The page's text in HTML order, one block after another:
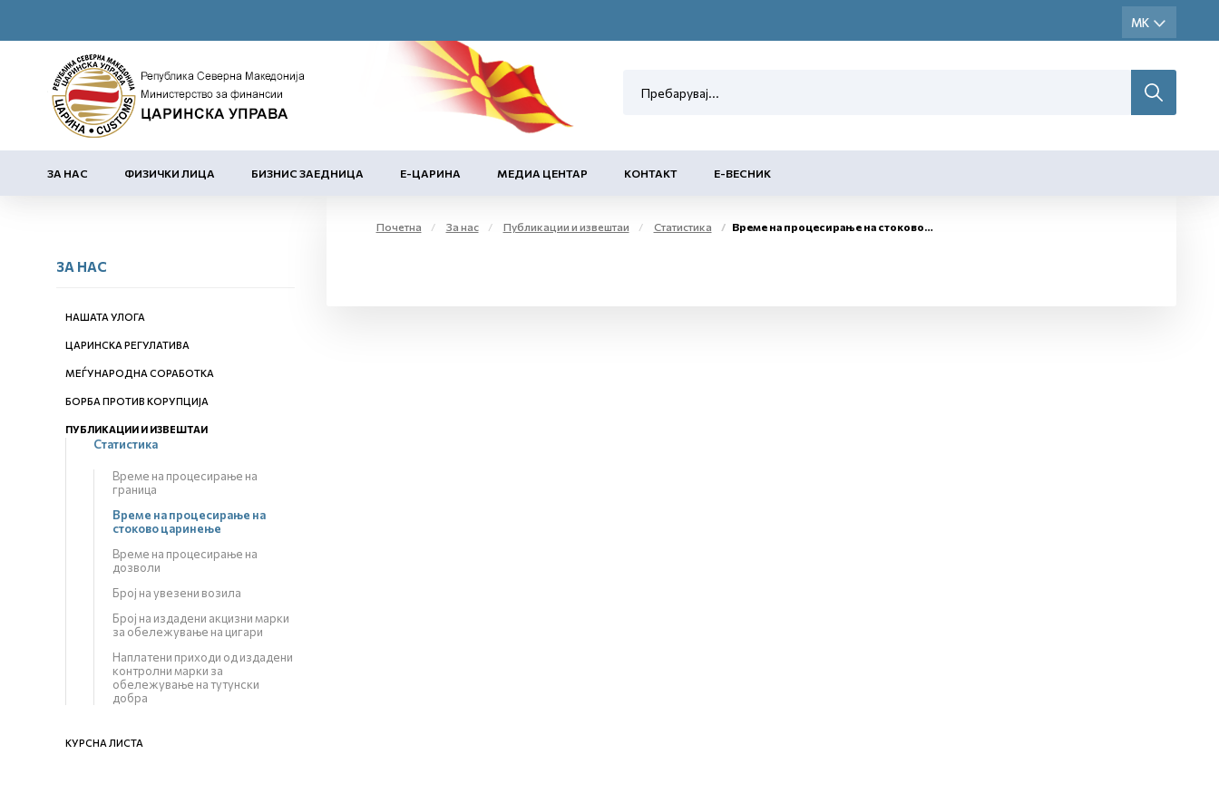
ЗА НАС ФИЗИЧКИ ЛИЦА БИЗНИС ЗАЕДНИЦА Е-ЦАРИНА МЕДИА ЦЕНТАР КОНТАКТ Е-ВЕСНИК
ЗА НАС
НАШАТА УЛОГА
ЦАРИНСКА РЕГУЛАТИВА
МЕЃУНАРОДНА СОРАБОТКА
БОРБА ПРОТИВ КОРУПЦИЈА
ПУБЛИКАЦИИ И ИЗВЕШТАИ
Статистика
Време на процесирање на
граница
Време на процесирање на
стоково царинење
Време на процесирање на
дозволи
Број на увезени возила
Број на издадени акцизни марки
за обележување на цигари
Наплатени приходи од издадени
контролни марки за
обележување на тутунски
добра
КУРСНА ЛИСТА
Почетна За нас Публикации и извештаи Статистика Време на процесирање на стоково царинење